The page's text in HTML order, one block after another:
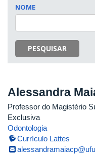
NOME
PESQUISAR
Alessandra
Professor do Magistério
Exclusiva
Odontologia
Currículo Lattes